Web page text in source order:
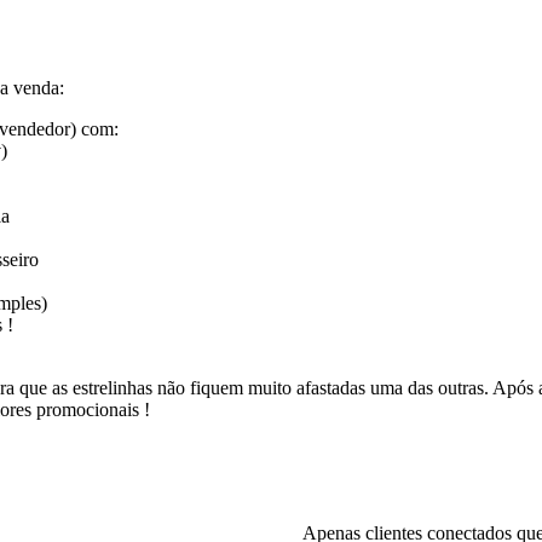
venda:
com:
!
que as estrelinhas não fiquem muito afastadas uma das outras.
promocionais !
Apenas clientes conectados